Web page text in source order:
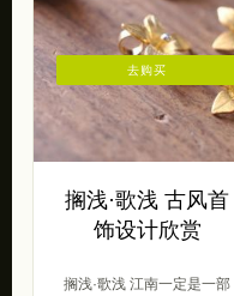
搁浅·歌浅 古风首
饰设计欣赏
搁浅·歌浅 江南一定是一部
去购买